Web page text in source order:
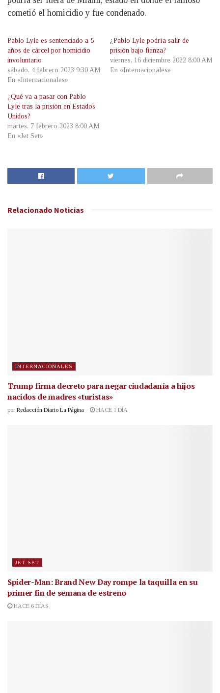
cometió el homicidio y fue condenado.
Pablo Lyle es sentenciado a 5
años de cárcel por homicidio
involuntario
sábado, 4 febrero 2023 9:30 AM
En «Internacionales»
¿Pablo Lyle podría salir de
prisión bajo fianza?
viernes, 16 diciembre 2022 8:00 AM
En «Internacionales»
¿Qué va a pasar con Pablo
Lyle tras la prisión en Estados
Unidos?
martes, 7 febrero 2023 8:00 AM
En «Jet Set»
Relacionado Noticias
INTERNACIONALES
Trump firma decreto para negar ciudadanía a hijos
nacidos de madres «turistas»
por Redacción Diario La Página HACE 1 DÍA
JET SET
Spider-Man: Brand New Day rompe la taquilla en su
primer fin de semana de estreno
HACE 6 DÍAS